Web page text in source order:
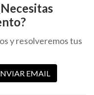
y resolveremos tus
EMAIL